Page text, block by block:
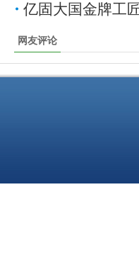
亿固大国金牌工
网友评论